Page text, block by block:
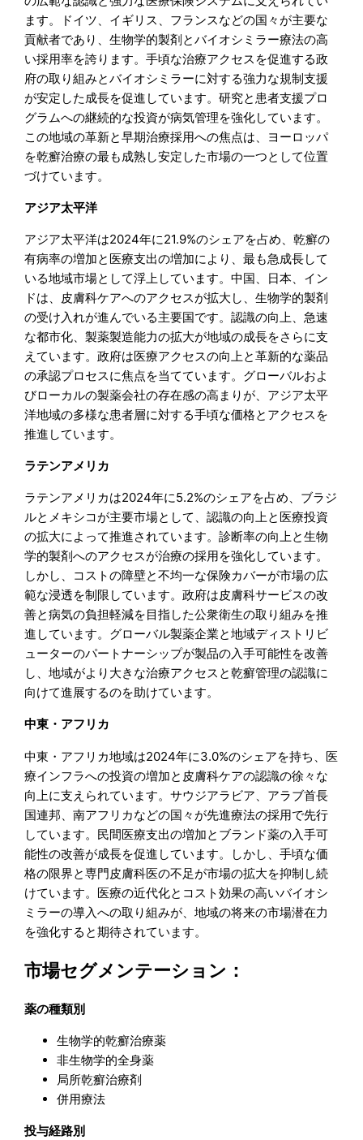
ます。ドイツ、イギリス、フランスなどの国々が主要な
貢献者であり、生物学的製剤とバイオシミラー療法の高
い採用率を誇ります。手頃な治療アクセスを促進する政
府の取り組みとバイオシミラーに対する強力な規制支援
が安定した成長を促進しています。研究と患者支援プロ
グラムへの継続的な投資が病気管理を強化しています。
この地域の革新と早期治療採用への焦点は、ヨーロッパ
を乾癬治療の最も成熟し安定した市場の一つとして位置
づけています。
アジア太平洋
アジア太平洋は2024年に21.9%のシェアを占め、乾癬の
有病率の増加と医療支出の増加により、最も急成長して
いる地域市場として浮上しています。中国、日本、イン
ドは、皮膚科ケアへのアクセスが拡大し、生物学的製剤
の受け入れが進んでいる主要国です。認識の向上、急速
な都市化、製薬製造能力の拡大が地域の成長をさらに支
えています。政府は医療アクセスの向上と革新的な薬品
の承認プロセスに焦点を当てています。グローバルおよ
びローカルの製薬会社の存在感の高まりが、アジア太平
洋地域の多様な患者層に対する手頃な価格とアクセスを
推進しています。
ラテンアメリカ
ラテンアメリカは2024年に5.2%のシェアを占め、ブラジ
ルとメキシコが主要市場として、認識の向上と医療投資
の拡大によって推進されています。診断率の向上と生物
学的製剤へのアクセスが治療の採用を強化しています。
しかし、コストの障壁と不均一な保険カバーが市場の広
範な浸透を制限しています。政府は皮膚科サービスの改
善と病気の負担軽減を目指した公衆衛生の取り組みを推
進しています。グローバル製薬企業と地域ディストリビ
ューターのパートナーシップが製品の入手可能性を改善
し、地域がより大きな治療アクセスと乾癬管理の認識に
向けて進展するのを助けています。
中東・アフリカ
中東・アフリカ地域は2024年に3.0%のシェアを持ち、医
療インフラへの投資の増加と皮膚科ケアの認識の徐々な
向上に支えられています。サウジアラビア、アラブ首長
国連邦、南アフリカなどの国々が先進療法の採用で先行
しています。民間医療支出の増加とブランド薬の入手可
能性の改善が成長を促進しています。しかし、手頃な価
格の限界と専門皮膚科医の不足が市場の拡大を抑制し続
けています。医療の近代化とコスト効果の高いバイオシ
ミラーの導入への取り組みが、地域の将来の市場潜在力
を強化すると期待されています。
市場セグメンテーション：
薬の種類別
生物学的乾癬治療薬
非生物学的全身薬
局所乾癬治療剤
併用療法
投与経路別